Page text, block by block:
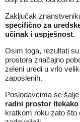
Zaključak
specifično za
učinak i uspješnost.
Osim toga, rezultati
prostora značajno
zeleni uredi u vrlo
zaposlenih.
Poslodavcima se
radni prostor
kratkom roku zato što